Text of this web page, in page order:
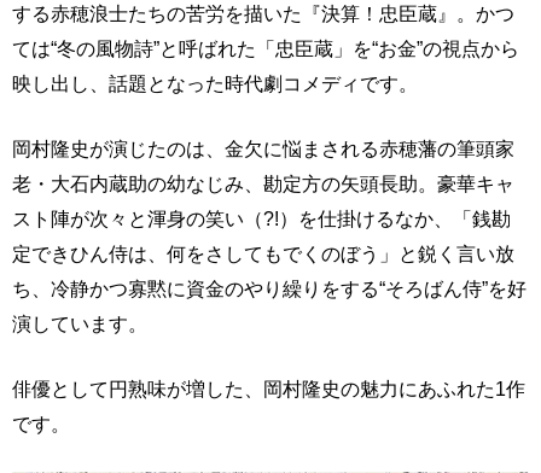
する赤穂浪士たちの苦労を描いた『決算！忠臣蔵』。かつ
ては“冬の風物詩”と呼ばれた「忠臣蔵」を“お金”の視点から
映し出し、話題となった時代劇コメディです。
岡村隆史が演じたのは、金欠に悩まされる赤穂藩の筆頭家
老・大石内蔵助の幼なじみ、勘定方の矢頭長助。豪華キャ
スト陣が次々と渾身の笑い（?!）を仕掛けるなか、「銭勘
定できひん侍は、何をさしてもでくのぼう」と鋭く言い放
ち、冷静かつ寡黙に資金のやり繰りをする“そろばん侍”を好
演しています。
俳優として円熟味が増した、岡村隆史の魅力にあふれた1作
です。